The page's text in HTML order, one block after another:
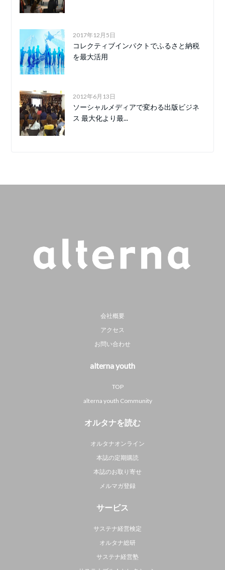
2017年12月5日
コレクティブインパクトでふるさと納税
を最大活用
2012年6月13日
ソーシャルメディアで変わる出版ビジネ
ス 最大化より最...
会社概要
アクセス
お問い合わせ
alterna youth
TOP
alterna youth Community
オルタナを読む
オルタナオンライン
本誌の定期購読
本誌のお取り寄せ
メルマガ登録
サービス
サステナ経営検定
オルタナ総研
サステナ経営塾